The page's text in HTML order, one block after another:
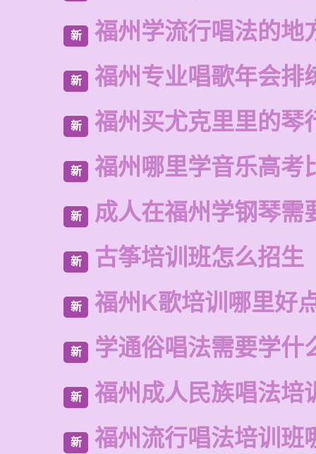
新 福州学流行唱法的地
新 福州专业唱歌年会排
新 福州买尤克里里的琴
新 福州哪里学音乐高考
新 成人在福州学钢琴需
新 古筝培训班怎么招生
新 福州K歌培训哪里好
新 学通俗唱法需要学什
新 福州成人民族唱法培
新 福州流行唱法培训班